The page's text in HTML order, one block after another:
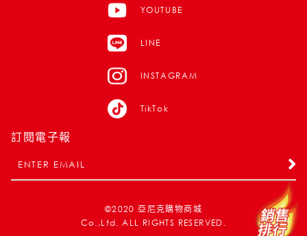
YOUTUBE
LINE
INSTAGRAM
TikTok
訂閱電子報
©2020 亞尼克購物商城
Co.,Ltd. ALL RIGHTS RESERVED.